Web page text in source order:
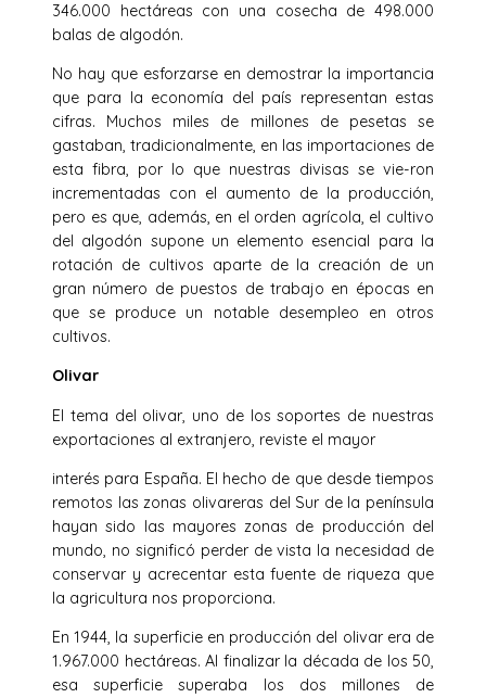
346.000 hectáreas con una cosecha de 498.000
balas de algodón.
No hay que esforzarse en demostrar la importancia
que para la economía del país representan estas
cifras. Muchos miles de millones de pesetas se
gastaban, tradicionalmente, en las importaciones de
esta fibra, por lo que nuestras divisas se vie-ron
incrementadas con el aumento de la producción,
pero es que, además, en el orden agrícola, el cultivo
del algodón supone un elemento esencial para la
rotación de cultivos aparte de la creación de un
gran número de puestos de trabajo en épocas en
que se produce un notable desempleo en otros
cultivos.
Olivar
El tema del olivar, uno de los soportes de nuestras
exportaciones al extranjero, reviste el mayor
interés para España. El hecho de que desde tiempos
remotos las zonas olivareras del Sur de la península
hayan sido las mayores zonas de producción del
mundo, no significó perder de vista la necesidad de
conservar y acrecentar esta fuente de riqueza que
la agricultura nos proporciona.
En 1944, la superficie en producción del olivar era de
1.967.000 hectáreas. Al finalizar la década de los 50,
esa superficie superaba los dos millones de